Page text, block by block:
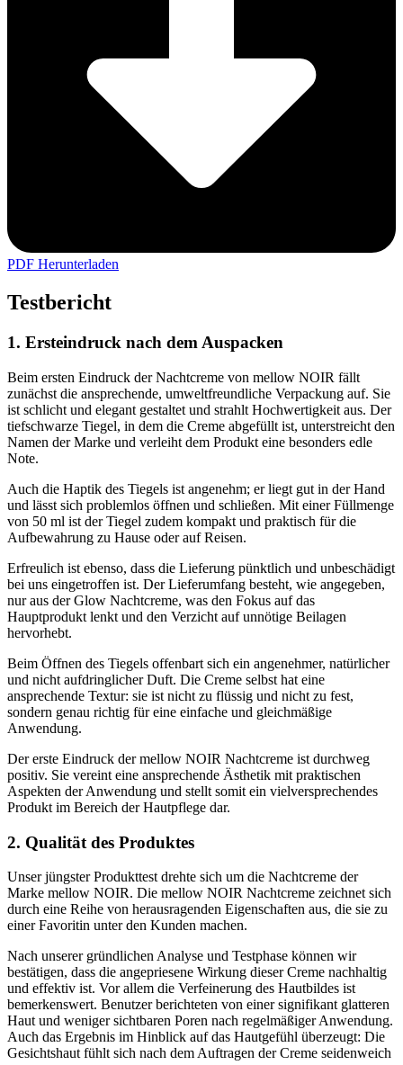
PDF Herunterladen
Testbericht
1. Ersteindruck nach dem Auspacken
Beim ersten Eindruck der Nachtcreme von mellow NOIR fällt
zunächst die ansprechende, umweltfreundliche Verpackung auf. Sie
ist schlicht und elegant gestaltet und strahlt Hochwertigkeit aus. Der
tiefschwarze Tiegel, in dem die Creme abgefüllt ist, unterstreicht den
Namen der Marke und verleiht dem Produkt eine besonders edle
Note.
Auch die Haptik des Tiegels ist angenehm; er liegt gut in der Hand
und lässt sich problemlos öffnen und schließen. Mit einer Füllmenge
von 50 ml ist der Tiegel zudem kompakt und praktisch für die
Aufbewahrung zu Hause oder auf Reisen.
Erfreulich ist ebenso, dass die Lieferung pünktlich und unbeschädigt
bei uns eingetroffen ist. Der Lieferumfang besteht, wie angegeben,
nur aus der Glow Nachtcreme, was den Fokus auf das
Hauptprodukt lenkt und den Verzicht auf unnötige Beilagen
hervorhebt.
Beim Öffnen des Tiegels offenbart sich ein angenehmer, natürlicher
und nicht aufdringlicher Duft. Die Creme selbst hat eine
ansprechende Textur: sie ist nicht zu flüssig und nicht zu fest,
sondern genau richtig für eine einfache und gleichmäßige
Anwendung.
Der erste Eindruck der mellow NOIR Nachtcreme ist durchweg
positiv. Sie vereint eine ansprechende Ästhetik mit praktischen
Aspekten der Anwendung und stellt somit ein vielversprechendes
Produkt im Bereich der Hautpflege dar.
2. Qualität des Produktes
Unser jüngster Produkttest drehte sich um die Nachtcreme der
Marke mellow NOIR. Die mellow NOIR Nachtcreme zeichnet sich
durch eine Reihe von herausragenden Eigenschaften aus, die sie zu
einer Favoritin unter den Kunden machen.
Nach unserer gründlichen Analyse und Testphase können wir
bestätigen, dass die angepriesene Wirkung dieser Creme nachhaltig
und effektiv ist. Vor allem die Verfeinerung des Hautbildes ist
bemerkenswert. Benutzer berichteten von einer signifikant glatteren
Haut und weniger sichtbaren Poren nach regelmäßiger Anwendung.
Auch das Ergebnis im Hinblick auf das Hautgefühl überzeugt: Die
Gesichtshaut fühlt sich nach dem Auftragen der Creme seidenweich